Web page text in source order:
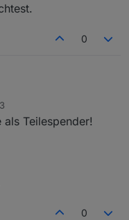
0
du dir aussuchen,
behalte oder ob du
Teilespender!
0